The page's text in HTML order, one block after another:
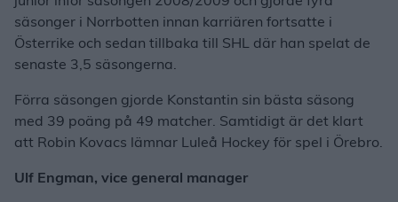
säsonger i Norrbotten innan karriären fortsatte i
Österrike och sedan tillbaka till SHL där han spelat de
senaste 3,5 säsongerna.
Förra säsongen gjorde Konstantin sin bästa säsong
med 39 poäng på 49 matcher. Samtidigt är det klart
att Robin Kovacs lämnar Luleå Hockey för spel i Örebro.
Ulf Engman, vice general manager